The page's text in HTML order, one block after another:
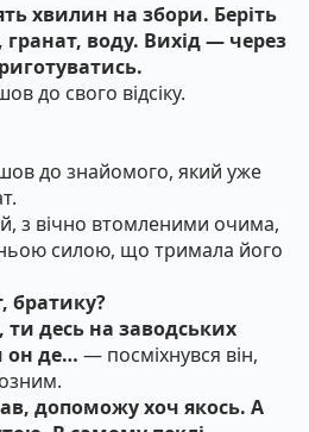
хвилин на збори. Беріть
воду. Вихід — через
до свого відсіку.
до знайомого, який уже
з вічно втомленими очима,
силою, що тримала його
братику?
ти десь на заводських
он де… — посміхнувся він,
допоможу хоч якось. А